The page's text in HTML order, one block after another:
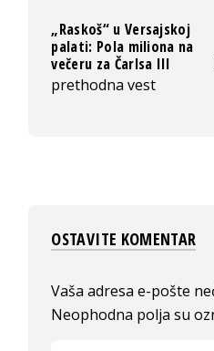
„Raskoš“ u Versajskoj
palati: Pola miliona na
večeru za Čarlsa III
prethodna vest
OSTAVITE KOMENTAR
Vaša adresa e-pošte
Neophodna polja su